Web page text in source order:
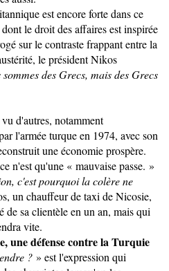
est encore forte dans ce
le droit des affaires est inspirée
sur le contraste frappant entre la
le président Nikos
sommes des Grecs, mais des Grecs
d'autres, notamment
l'armée turque en 1974, avec son
une économie prospère.
n'est qu'une « mauvaise passe. »
c'est pourquoi la colère ne
un chauffeur de taxi de Nicosie,
sa clientèle en un an, mais qui
vite.
une défense contre la Turquie
? » est l'expression qui